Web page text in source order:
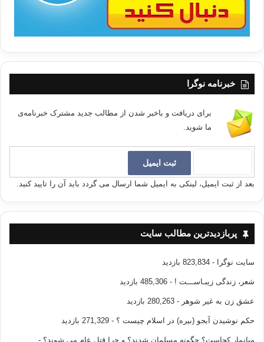
خبرنامه نوگرا
برای دریافت و باخبر شدن از مطالب جدید مشترک خبرنامه‌ی
ما شوید.
بعد از ثبت ایمیل، لینکی به ایمیل شما ارسال می گردد باید آن را تایید کنید.
پربازدیدترین مطالب سایت
سایت نوگرا - 823,834 بازدید
شعر، زندگی زیبـاســـت ! - 485,306 بازدید
عشق زن به غیر شوهر - 280,263 بازدید
حکم نوشیدن آبجو (بیره) در اسلام چیست ؟ - 271,329 بازدید
میانمار کجاست؟ چگونه مسلمان شدند؟ و چرا قتل عام می شوند؟ -